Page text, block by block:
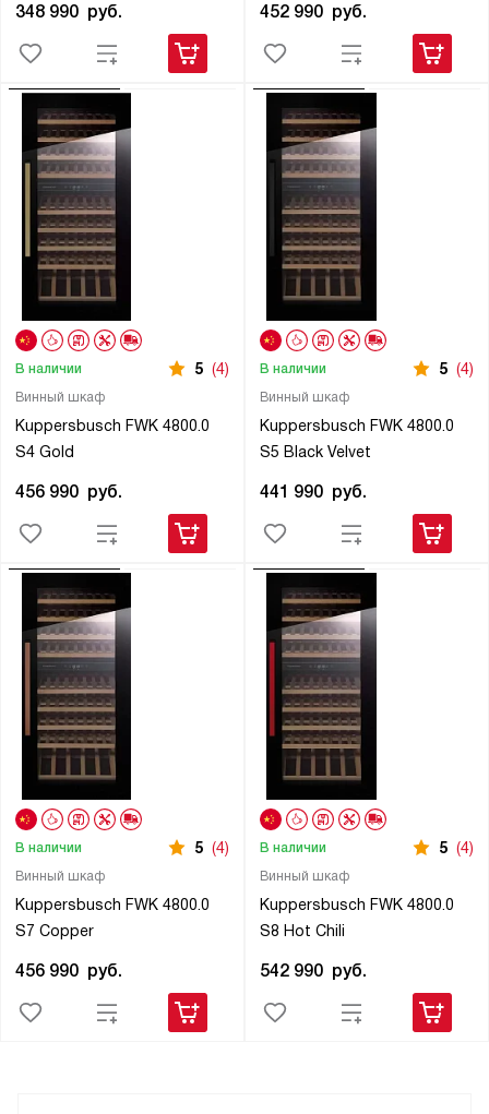
348 990 руб. 452 990 руб.
Винный шкаф
Kuppersbusch FWK 4800.0
S4 Gold
В наличии 5 (4)
456 990 руб.
Винный шкаф
Kuppersbusch FWK 4800.0
S5 Black Velvet
В наличии 5 (4)
441 990 руб.
Винный шкаф
Kuppersbusch FWK 4800.0
S7 Copper
В наличии 5 (4)
456 990 руб.
Винный шкаф
Kuppersbusch FWK 4800.0
S8 Hot Chili
В наличии 5 (4)
542 990 руб.